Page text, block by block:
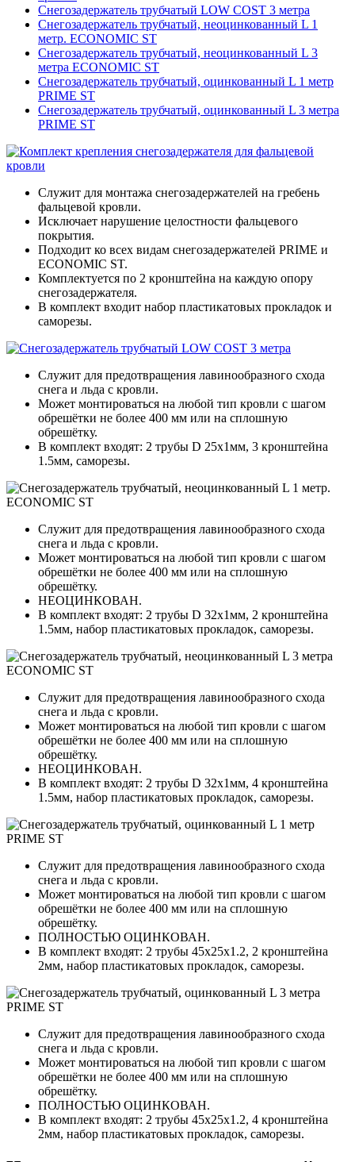
Снегозадержатель трубчатый LOW COST 3 метра
Снегозадержатель трубчатый, неоцинкованный L 1
метр. ECONOMIC ST
Снегозадержатель трубчатый, неоцинкованный L 3
метра ECONOMIC ST
Снегозадержатель трубчатый, оцинкованный L 1 метр
PRIME ST
Снегозадержатель трубчатый, оцинкованный L 3 метра
PRIME ST
Служит для монтажа снегозадержателей на гребень
фальцевой кровли.
Исключает нарушение целостности фальцевого
покрытия.
Подходит ко всех видам снегозадержателей PRIME и
ECONOMIC ST.
Комплектуется по 2 кронштейна на каждую опору
снегозадержателя.
В комплект входит набор пластикатовых прокладок и
саморезы.
Служит для предотвращения лавинообразного схода
снега и льда с кровли.
Может монтироваться на любой тип кровли с шагом
обрешётки не более 400 мм или на сплошную
обрешётку.
В комплект входят: 2 трубы D 25х1мм, 3 кронштейна
1.5мм, саморезы.
Служит для предотвращения лавинообразного схода
снега и льда с кровли.
Может монтироваться на любой тип кровли с шагом
обрешётки не более 400 мм или на сплошную
обрешётку.
НЕОЦИНКОВАН.
В комплект входят: 2 трубы D 32х1мм, 2 кронштейна
1.5мм, набор пластикатовых прокладок, саморезы.
Служит для предотвращения лавинообразного схода
снега и льда с кровли.
Может монтироваться на любой тип кровли с шагом
обрешётки не более 400 мм или на сплошную
обрешётку.
НЕОЦИНКОВАН.
В комплект входят: 2 трубы D 32х1мм, 4 кронштейна
1.5мм, набор пластикатовых прокладок, саморезы.
Служит для предотвращения лавинообразного схода
снега и льда с кровли.
Может монтироваться на любой тип кровли с шагом
обрешётки не более 400 мм или на сплошную
обрешётку.
ПОЛНОСТЬЮ ОЦИНКОВАН.
В комплект входят: 2 трубы 45х25х1.2, 2 кронштейна
2мм, набор пластикатовых прокладок, саморезы.
Служит для предотвращения лавинообразного схода
снега и льда с кровли.
Может монтироваться на любой тип кровли с шагом
обрешётки не более 400 мм или на сплошную
обрешётку.
ПОЛНОСТЬЮ ОЦИНКОВАН.
В комплект входят: 2 трубы 45х25х1.2, 4 кронштейна
2мм, набор пластикатовых прокладок, саморезы.